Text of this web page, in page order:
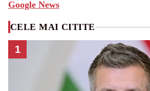
Google News
CELE MAI CITITE
1